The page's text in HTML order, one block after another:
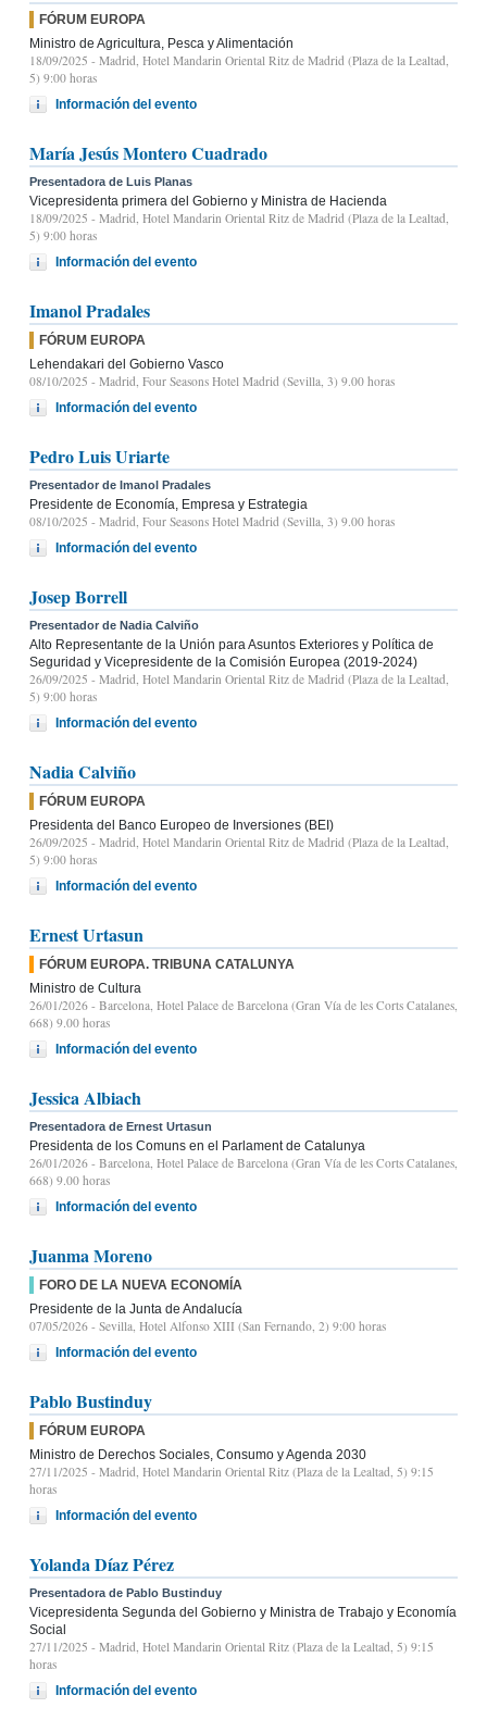
FÓRUM EUROPA
Ministro de Agricultura, Pesca y Alimentación
18/09/2025 - Madrid, Hotel Mandarin Oriental Ritz de Madrid (Plaza de la Lealtad,
5) 9:00 horas
Información del evento
María Jesús Montero Cuadrado
Presentadora de Luis Planas
Vicepresidenta primera del Gobierno y Ministra de Hacienda
18/09/2025 - Madrid, Hotel Mandarin Oriental Ritz de Madrid (Plaza de la Lealtad,
5) 9:00 horas
Información del evento
Imanol Pradales
FÓRUM EUROPA
Lehendakari del Gobierno Vasco
08/10/2025 - Madrid, Four Seasons Hotel Madrid (Sevilla, 3) 9.00 horas
Información del evento
Pedro Luis Uriarte
Presentador de Imanol Pradales
Presidente de Economía, Empresa y Estrategia
08/10/2025 - Madrid, Four Seasons Hotel Madrid (Sevilla, 3) 9.00 horas
Información del evento
Josep Borrell
Presentador de Nadia Calviño
Alto Representante de la Unión para Asuntos Exteriores y Política de
Seguridad y Vicepresidente de la Comisión Europea (2019-2024)
26/09/2025 - Madrid, Hotel Mandarin Oriental Ritz de Madrid (Plaza de la Lealtad,
5) 9:00 horas
Información del evento
Nadia Calviño
FÓRUM EUROPA
Presidenta del Banco Europeo de Inversiones (BEI)
26/09/2025 - Madrid, Hotel Mandarin Oriental Ritz de Madrid (Plaza de la Lealtad,
5) 9:00 horas
Información del evento
Ernest Urtasun
FÓRUM EUROPA. TRIBUNA CATALUNYA
Ministro de Cultura
26/01/2026 - Barcelona, Hotel Palace de Barcelona (Gran Vía de les Corts Catalanes,
668) 9.00 horas
Información del evento
Jessica Albiach
Presentadora de Ernest Urtasun
Presidenta de los Comuns en el Parlament de Catalunya
26/01/2026 - Barcelona, Hotel Palace de Barcelona (Gran Vía de les Corts Catalanes,
668) 9.00 horas
Información del evento
Juanma Moreno
FORO DE LA NUEVA ECONOMÍA
Presidente de la Junta de Andalucía
07/05/2026 - Sevilla, Hotel Alfonso XIII (San Fernando, 2) 9:00 horas
Información del evento
Pablo Bustinduy
FÓRUM EUROPA
Ministro de Derechos Sociales, Consumo y Agenda 2030
27/11/2025 - Madrid, Hotel Mandarin Oriental Ritz (Plaza de la Lealtad, 5) 9:15
horas
Información del evento
Yolanda Díaz Pérez
Presentadora de Pablo Bustinduy
Vicepresidenta Segunda del Gobierno y Ministra de Trabajo y Economía
Social
27/11/2025 - Madrid, Hotel Mandarin Oriental Ritz (Plaza de la Lealtad, 5) 9:15
horas
Información del evento